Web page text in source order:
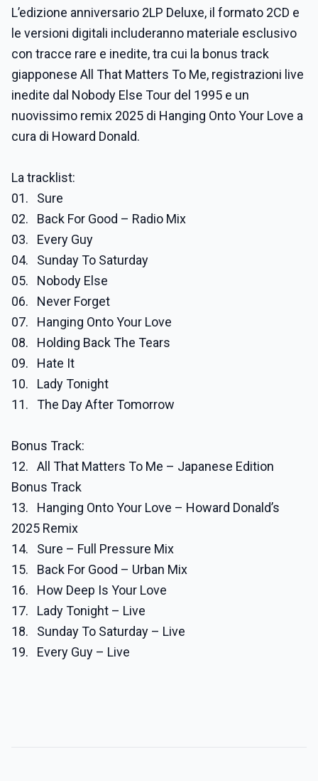
L’edizione anniversario 2LP Deluxe, il formato 2CD e
le versioni digitali includeranno materiale esclusivo
con tracce rare e inedite, tra cui la bonus track
giapponese All That Matters To Me, registrazioni live
inedite dal Nobody Else Tour del 1995 e un
nuovissimo remix 2025 di Hanging Onto Your Love a
cura di Howard Donald.
La tracklist:
01. Sure
02. Back For Good – Radio Mix
03. Every Guy
04. Sunday To Saturday
05. Nobody Else
06. Never Forget
07. Hanging Onto Your Love
08. Holding Back The Tears
09. Hate It
10. Lady Tonight
11. The Day After Tomorrow
Bonus Track:
12. All That Matters To Me – Japanese Edition
Bonus Track
13. Hanging Onto Your Love – Howard Donald’s
2025 Remix
14. Sure – Full Pressure Mix
15. Back For Good – Urban Mix
16. How Deep Is Your Love
17. Lady Tonight – Live
18. Sunday To Saturday – Live
19. Every Guy – Live